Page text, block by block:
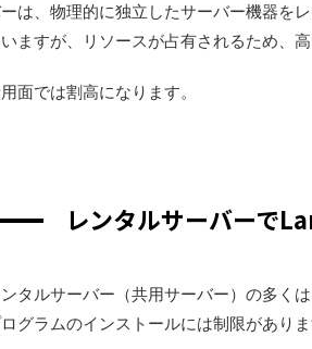
は、物理的に独立したサーバー機器をレ
ますが、リソースが占有されるため、
面では割高になります。
レンタルサーバーで
タルサーバー（共用サーバー）の多く
グラムのインストールには制限がありま